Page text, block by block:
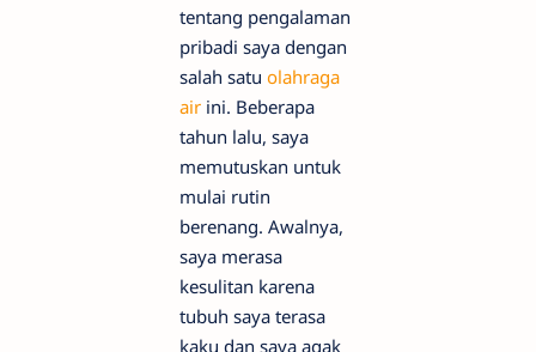
tentang pengalaman
pribadi saya dengan
salah satu olahraga
air ini. Beberapa
tahun lalu, saya
memutuskan untuk
mulai rutin
berenang. Awalnya,
saya merasa
kesulitan karena
tubuh saya terasa
kaku dan saya agak